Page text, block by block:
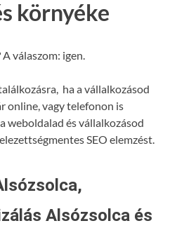
környéke
válaszom: igen.
ha a vállalkozásod
online, vagy telefonon is
weboldalad és vállalkozásod
SEO elemzést.
Alsózsolca és